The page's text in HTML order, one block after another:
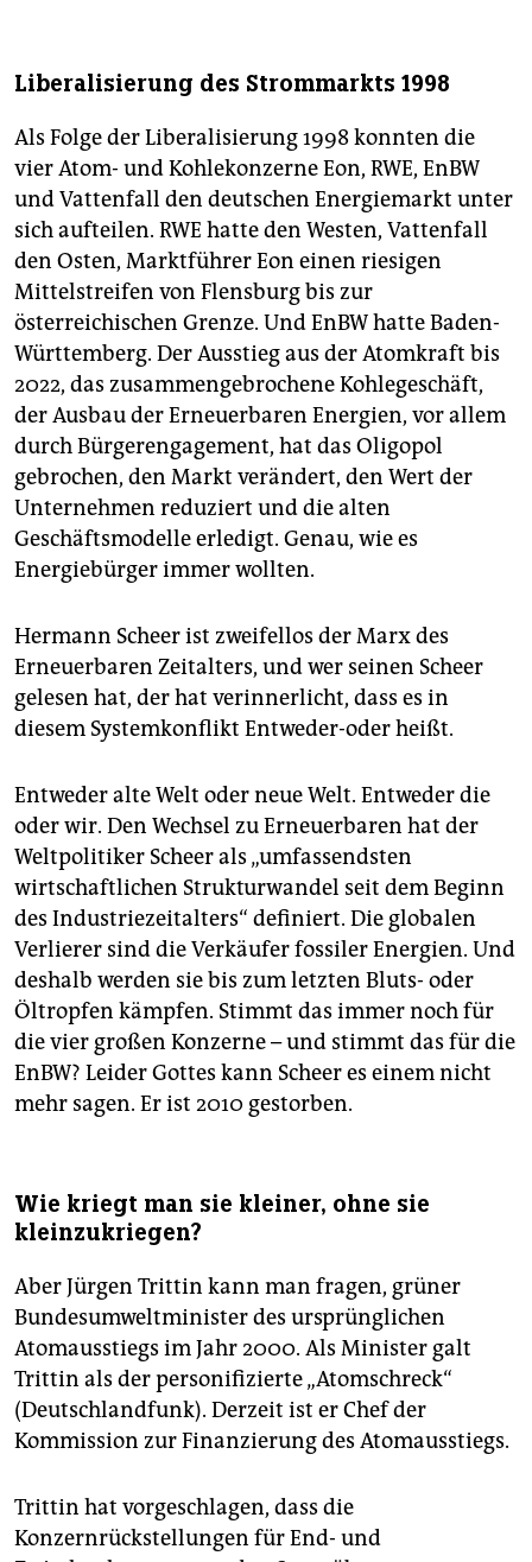
Liberalisierung des Strommarkts 1998
Als Folge der Liberalisierung 1998 konnten die
vier Atom- und Kohlekonzerne Eon, RWE, EnBW
und Vattenfall den deutschen Energiemarkt unter
sich aufteilen. RWE hatte den Westen, Vattenfall
den Osten, Marktführer Eon einen riesigen
Mittelstreifen von Flensburg bis zur
österreichischen Grenze. Und EnBW hatte Baden-
Württemberg. Der Ausstieg aus der Atomkraft bis
2022, das zusammengebrochene Kohlegeschäft,
der Ausbau der Erneuerbaren Energien, vor allem
durch Bürgerengagement, hat das Oligopol
gebrochen, den Markt verändert, den Wert der
Unternehmen reduziert und die alten
Geschäftsmodelle erledigt. Genau, wie es
Energiebürger immer wollten.
Hermann Scheer ist zweifellos der Marx des
Erneuerbaren Zeitalters, und wer seinen Scheer
gelesen hat, der hat verinnerlicht, dass es in
diesem Systemkonflikt Entweder-oder heißt.
Entweder alte Welt oder neue Welt. Entweder die
oder wir. Den Wechsel zu Erneuerbaren hat der
Weltpolitiker Scheer als „umfassendsten
wirtschaftlichen Strukturwandel seit dem Beginn
des Industriezeitalters“ definiert. Die globalen
Verlierer sind die Verkäufer fossiler Energien. Und
deshalb werden sie bis zum letzten Bluts- oder
Öltropfen kämpfen. Stimmt das immer noch für
die vier großen Konzerne – und stimmt das für die
EnBW? Leider Gottes kann Scheer es einem nicht
mehr sagen. Er ist 2010 gestorben.
Wie kriegt man sie kleiner, ohne sie
kleinzukriegen?
Aber Jürgen Trittin kann man fragen, grüner
Bundesumweltminister des ursprünglichen
Atomausstiegs im Jahr 2000. Als Minister galt
Trittin als der personifizierte „Atomschreck“
(Deutschlandfunk). Derzeit ist er Chef der
Kommission zur Finanzierung des Atomausstiegs.
Trittin hat vorgeschlagen, dass die
Konzernrückstellungen für End- und